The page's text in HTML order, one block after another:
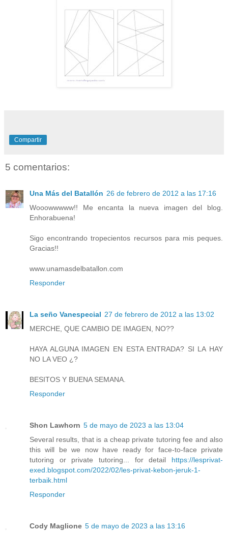
Compartir
5 comentarios:
Una Más del Batallón 26 de febrero de 2012 a las 17:16
Wooowwwww!! Me encanta la nueva imagen del blog.
Enhorabuena!
Sigo encontrando tropecientos recursos para mis peques.
Gracias!!
www.unamasdelbatallon.com
Responder
La seño Vanespecial 27 de febrero de 2012 a las 13:02
MERCHE, QUE CAMBIO DE IMAGEN, NO??
HAYA ALGUNA IMAGEN EN ESTA ENTRADA? SI LA HAY
NO LA VEO ¿?
BESITOS Y BUENA SEMANA.
Responder
Shon Lawhorn 5 de mayo de 2023 a las 13:04
Several results, that is a cheap private tutoring fee and also
this will be we now have ready for face-to-face private
tutoring or private tutoring... for detail https://lesprivat-
exed.blogspot.com/2022/02/les-privat-kebon-jeruk-1-
terbaik.html
Responder
Cody Maglione 5 de mayo de 2023 a las 13:16